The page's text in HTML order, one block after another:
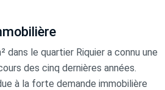
dans le quartier Riquier a connu une
des cinq dernières années.
à la forte demande immobilière